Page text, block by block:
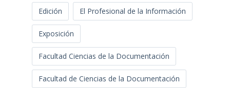
Edición El Profesional de la Información
Exposición
Facultad Ciencias de la Documentación
Facultad de Ciencias de la Documentación